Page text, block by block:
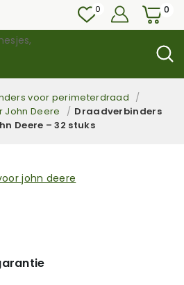
0 0
voor perimeterdraad /
John Deere
/ Draadverbinders
Deere – 32 stuks